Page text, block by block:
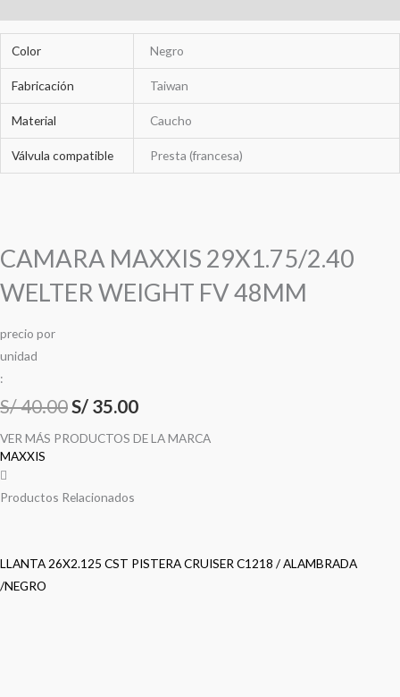
Color Negro
Fabricación Taiwan
Material Caucho
Válvula compatible Presta (francesa)
CAMARA MAXXIS 29X1.75/2.40
WELTER WEIGHT FV 48MM
precio por
unidad
:
S/40.00S/ 35.00
VER MÁS PRODUCTOS DE LA MARCA
MAXXIS
Productos Relacionados
LLANTA 26X2.125 CST PISTERA CRUISER C1218 / ALAMBRADA
/NEGRO